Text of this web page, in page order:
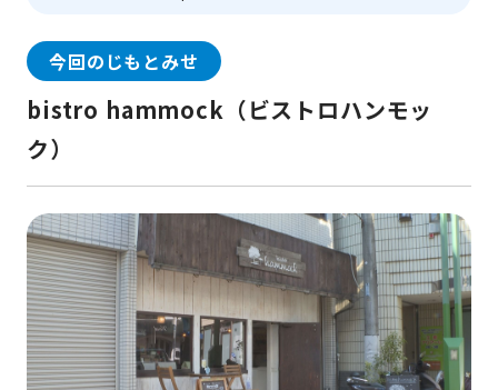
今回のじもとみせ
bistro hammock（ビストロハンモッ
ク）